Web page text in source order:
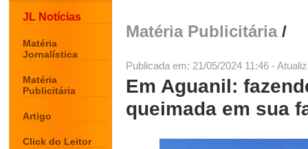
JL Notícias
Matéria
Jornalística
Matéria
Publicitária
Artigo
Click do Leitor
Matéria Publicitária/
Publicada em: 21/05/2024 11:46 -
Em Aguanil:
queimada em sua